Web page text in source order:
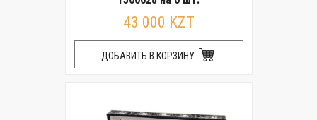
43 000 KZT
ДОБАВИТЬ В КОРЗИНУ